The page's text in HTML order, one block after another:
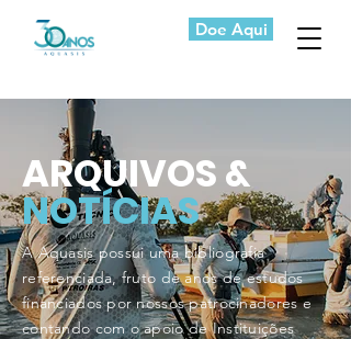
Doe Aqui
ARQUIVOS &
NOTÍCIAS
A Aquasis possui uma bibliografia
referenciada, fruto de anos de estudos
financiados por nossos patrocinadores e
contando com o apoio de Instituições